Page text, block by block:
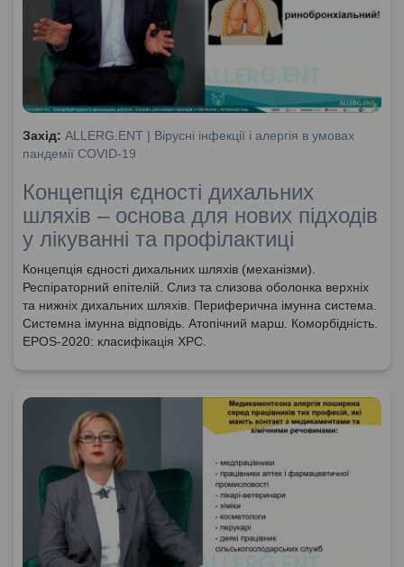
Захід: ALLERG.ENT | Вірусні інфекції і алергія в умовах
пандемії COVID-19
Концепція єдності дихальних
шляхів – основа для нових підходів
у лікуванні та профілактиці
Концепція єдності дихальних шляхів (механізми).
Респіраторний епітелій. Слиз та слизова оболонка верхніх
та нижніх дихальних шляхів. Периферична імунна система.
Системна імунна відповідь. Атопічний марш. Коморбідність.
EPOS-2020: класифікація ХРС.